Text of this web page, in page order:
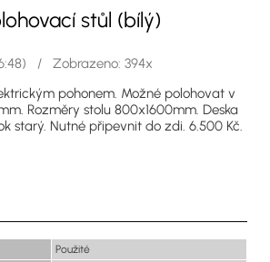
stůl (bílý)
/ Zobrazeno: 394x
pohonem. Možné polohovat v
Rozměry stolu 800x1600mm. Deska
starý. Nutné připevnit do zdi. 6.500 Kč.
Použité